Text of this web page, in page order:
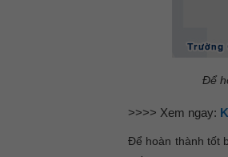
Để
>>>> Xem ngay:
Để hoàn thành tốt